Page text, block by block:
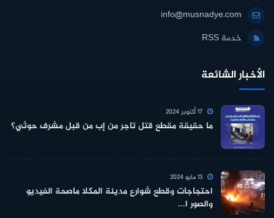
info@musnadye.com
خدمة RSS
الأخبار الشائعة
ما حقيقة مقطع قتل تاجر من إب من قبل مشرف حوثي؟
احتجاجات وقطع شوارع مدينة المكلا ماصحة الفيديو
والصور ا...